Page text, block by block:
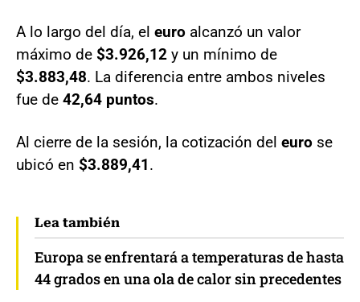
A lo largo del día, el euro alcanzó un valor
máximo de $3.926,12 y un mínimo de
$3.883,48. La diferencia entre ambos niveles
fue de 42,64 puntos.
Al cierre de la sesión, la cotización del euro se
ubicó en $3.889,41.
Lea también
Europa se enfrentará a temperaturas de hasta
44 grados en una ola de calor sin precedentes